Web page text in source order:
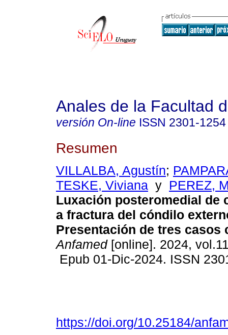
Anales de la Facultad
versión On-line ISSN 2301-1254
Resumen
VILLALBA, Agustín;
TESKE, Viviana y PEREZ,
Luxación posteromedial de
a fractura del cóndilo
Presentación de tres casos
Anfamed[online]. 2024,
Epub 01-Dic-2024. ISSN
https://doi.org/10.25184/